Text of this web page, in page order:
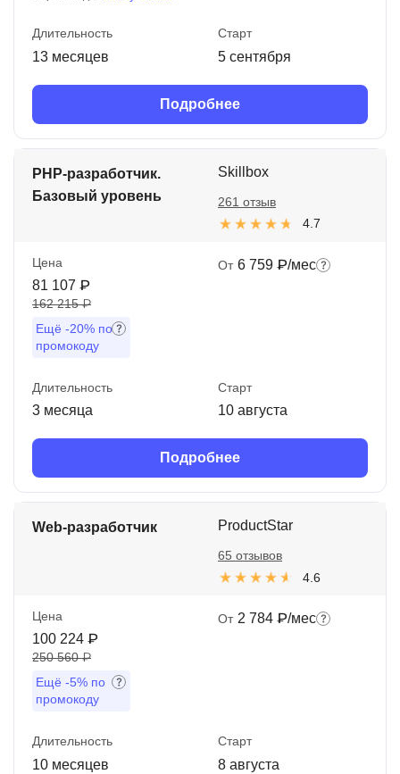
Длительность
13 месяцев
Старт
5 сентября
Подробнее
PHP-разработчик.
Базовый уровень
Skillbox
4.7
261 отзыв
Цена
81 107 ₽
162 215 ₽
Ещё -20% по
промокоду
От 6 759 ₽/мес
Длительность
3 месяца
Старт
10 августа
Подробнее
Web-разработчик ProductStar
4.6
65 отзывов
Цена
100 224 ₽
250 560 ₽
Ещё -5% по
промокоду
От 2 784 ₽/мес
Длительность
10 месяцев
Старт
8 августа